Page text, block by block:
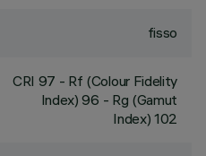
fisso
CRI 97 - Rf (Colour Fidelity
Index) 96 - Rg (Gamut
Index) 102